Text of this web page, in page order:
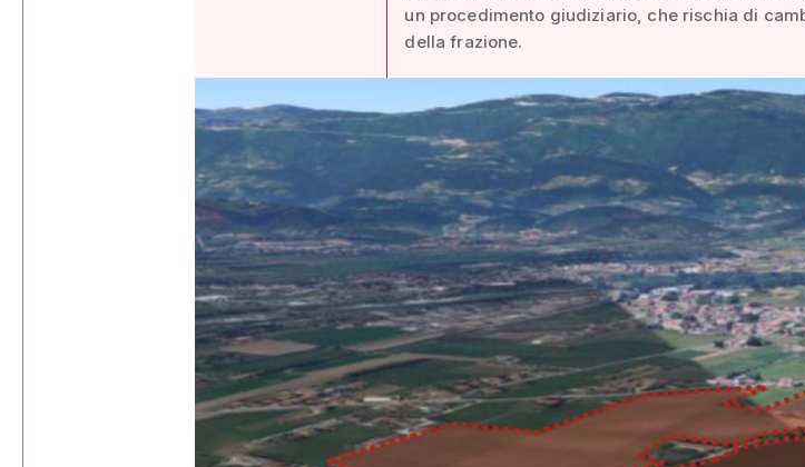
un procedimento giudiziario, che rischia di
della frazione.